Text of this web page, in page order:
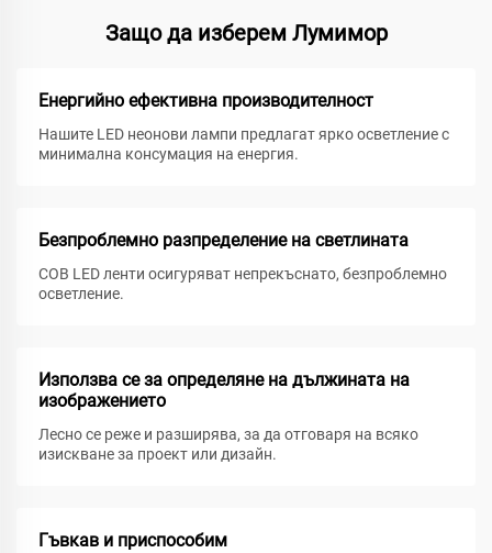
Защо да изберем Лумимор
Енергийно ефективна производителност
Нашите LED неонови лампи предлагат ярко осветление с
минимална консумация на енергия.
Безпроблемно разпределение на светлината
COB LED ленти осигуряват непрекъснато, безпроблемно
осветление.
Използва се за определяне на дължината на
изображението
Лесно се реже и разширява, за да отговаря на всяко
изискване за проект или дизайн.
Гъвкав и приспособим